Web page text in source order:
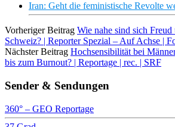
Iran: Geht die feministische Revolte
Vorheriger Beitrag Wie nahe sind sich
Schweiz? | Reporter Spezial – Auf Achse |
Nächster Beitrag Hochsensibilität bei
bis zum Burnout? | Reportage | rec. | SRF
Sender & Sendungen
360° – GEO Reportage